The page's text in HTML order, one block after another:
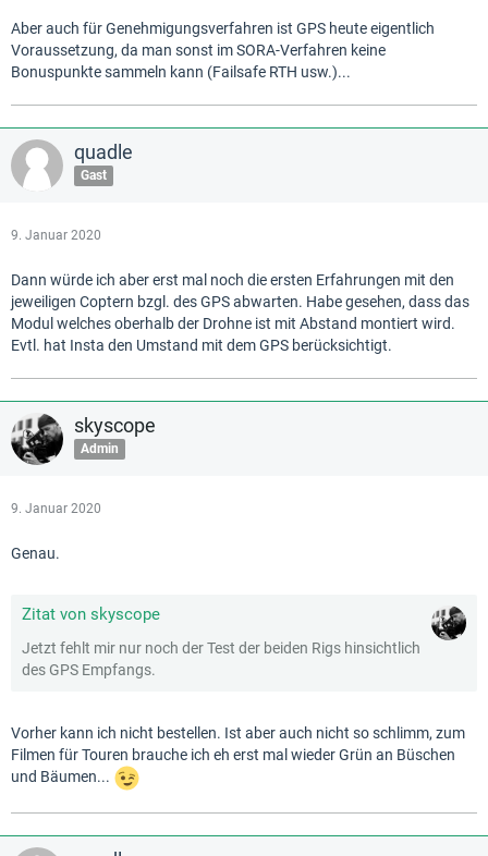
Aber auch für Genehmigungsverfahren ist GPS heute eigentlich
Voraussetzung, da man sonst im SORA-Verfahren keine
Bonuspunkte sammeln kann (Failsafe RTH usw.)...
quadle
Gast
9. Januar 2020
Dann würde ich aber erst mal noch die ersten Erfahrungen mit den
jeweiligen Coptern bzgl. des GPS abwarten. Habe gesehen, dass das
Modul welches oberhalb der Drohne ist mit Abstand montiert wird.
Evtl. hat Insta den Umstand mit dem GPS berücksichtigt.
skyscope
Admin
9. Januar 2020
Genau.
Zitat von skyscope
Jetzt fehlt mir nur noch der Test der beiden Rigs hinsichtlich
des GPS Empfangs.
Vorher kann ich nicht bestellen. Ist aber auch nicht so schlimm, zum
Filmen für Touren brauche ich eh erst mal wieder Grün an Büschen
und Bäumen...